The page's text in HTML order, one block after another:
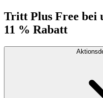
Tritt Plus Free bei
11 % Rabatt